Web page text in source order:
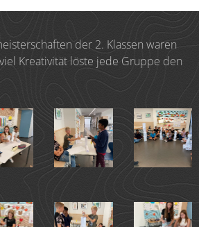
der 2. Klassen waren
Kreativität löste jede Gruppe den